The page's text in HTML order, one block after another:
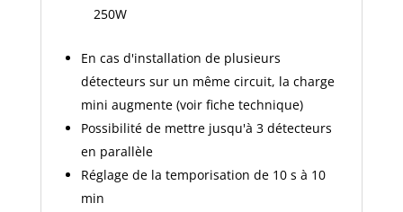
250W
En cas d'installation de plusieurs
détecteurs sur un même circuit, la charge
mini augmente (voir fiche technique)
Possibilité de mettre jusqu'à 3 détecteurs
en parallèle
Réglage de la temporisation de 10 s à 10
min